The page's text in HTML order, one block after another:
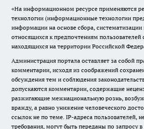
«На информационном ресурсе применяются
технологии (информационные технологии
информации на основе сбора, систематизации
относящихся к предпочтениям пользователей
находящихся на территории Российской
Администрация портала оставляет за собой
комментарии, исходя из соображений
обсуждения тем и соблюдения
допускаются комментарии, содержащие
разжигающие межнациональную рознь,
вражду, а равно унижение человеческого
ссылок не по теме. IP-адреса пользователей,
требования, могут быть переданы по запросу